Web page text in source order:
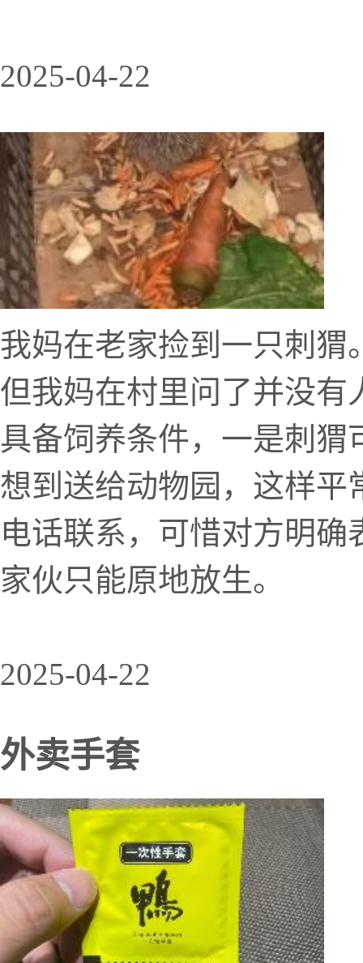
2025-04-22
我妈在老家捡到一只刺猬
但我妈在村里问了并没有
具备饲养条件，一是刺
想到送给动物园，这样平
电话联系，可惜对方明
家伙只能原地放生。
2025-04-22
外卖手套